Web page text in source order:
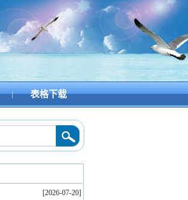
| 表格下载
拾金不昧守初心 贴心守护暖校园（二）
[2026-07-20]